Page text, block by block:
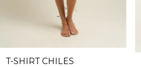
T-SHIRT CHILES